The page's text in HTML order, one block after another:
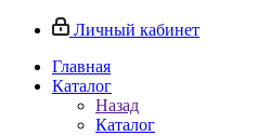
Личный кабинет
Главная
Каталог
Назад
Каталог